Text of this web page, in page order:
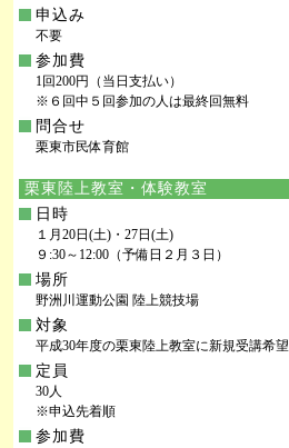
申込み
不要
参加費
1回200円（当日支払い）
※６回中５回参加の人は最終回無料
問合せ
栗東市民体育館
栗東陸上教室・体験教室
日時
１月20日(土)・27日(土)
９:30～12:00（予備日２月３日）
場所
野洲川運動公園 陸上競技場
対象
平成30年度の栗東陸上教室に新規受講希
定員
30人
※申込先着順
参加費